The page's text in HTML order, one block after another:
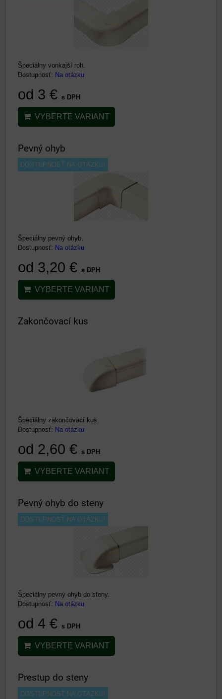
Špeciálny vonkajší roh.
Dostupnosť: Na otázku
od 3 € s DPH
VYBERTE VARIANT
Pevný ohyb
DOSTUPNOSŤ NA OTÁZKU!
Špeciálny pevný ohyb.
Dostupnosť: Na otázku
od 3,20 € s DPH
VYBERTE VARIANT
Zakončovací kus
Špeciálny zakončovací kus.
Dostupnosť: Na otázku
od 2,60 € s DPH
VYBERTE VARIANT
Pevný ohyb do steny
DOSTUPNOSŤ NA OTÁZKU!
Špeciálny pevný ohyb do steny.
Dostupnosť: Na otázku
od 4 € s DPH
VYBERTE VARIANT
Prestup do steny
DOSTUPNOSŤ NA OTÁZKU!